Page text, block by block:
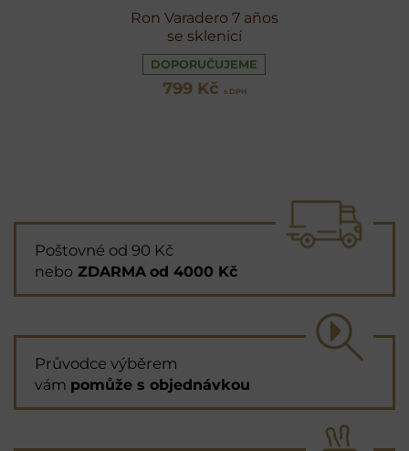
Ron Varadero 7 años
se sklenicí
DOPORUČUJEME
799 Kč s DPH
Poštovné od 90 Kč
nebo ZDARMA od 4000 Kč
Průvodce výběrem
vám pomůže s objednávkou